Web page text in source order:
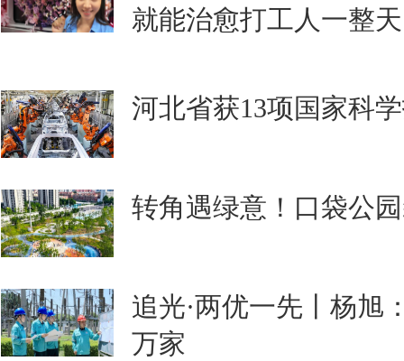
就能治愈打工人一整天
河北省获13项国家科
转角遇绿意！口袋公
追光·两优一先丨杨旭
万家